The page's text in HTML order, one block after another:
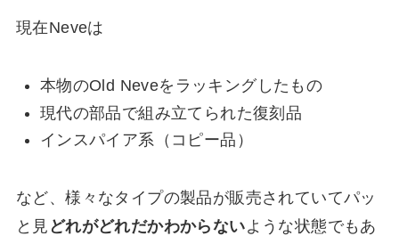
現在Neveは
本物のOld Neveをラッキングしたもの
現代の部品で組み立てられた復刻品
インスパイア系（コピー品）
など、様々なタイプの製品が販売されていてパッ
と見 どれがどれだかわからないような状態でもあ